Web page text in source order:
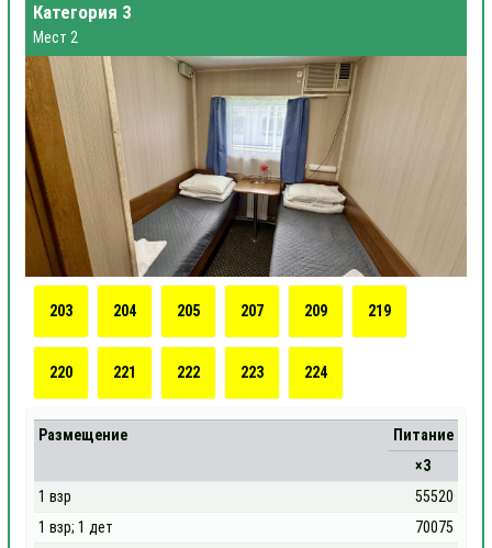
Категория 3
Мест 2
203 204 205 207 209 219
220 221 222 223 224
Размещение
Питание
×3
1 взр
55520
1 взр; 1 дет
70075